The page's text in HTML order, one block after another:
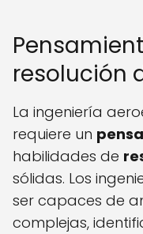
resolución
La ingeniería
requiere un
habilidades de
sólidas. Los
ser capaces de
complejas,